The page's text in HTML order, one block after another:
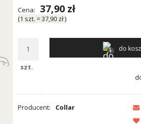
Cena: 37,90 zł
(1 szt. =37,90 zł)
szt.
do
Producent: Collar